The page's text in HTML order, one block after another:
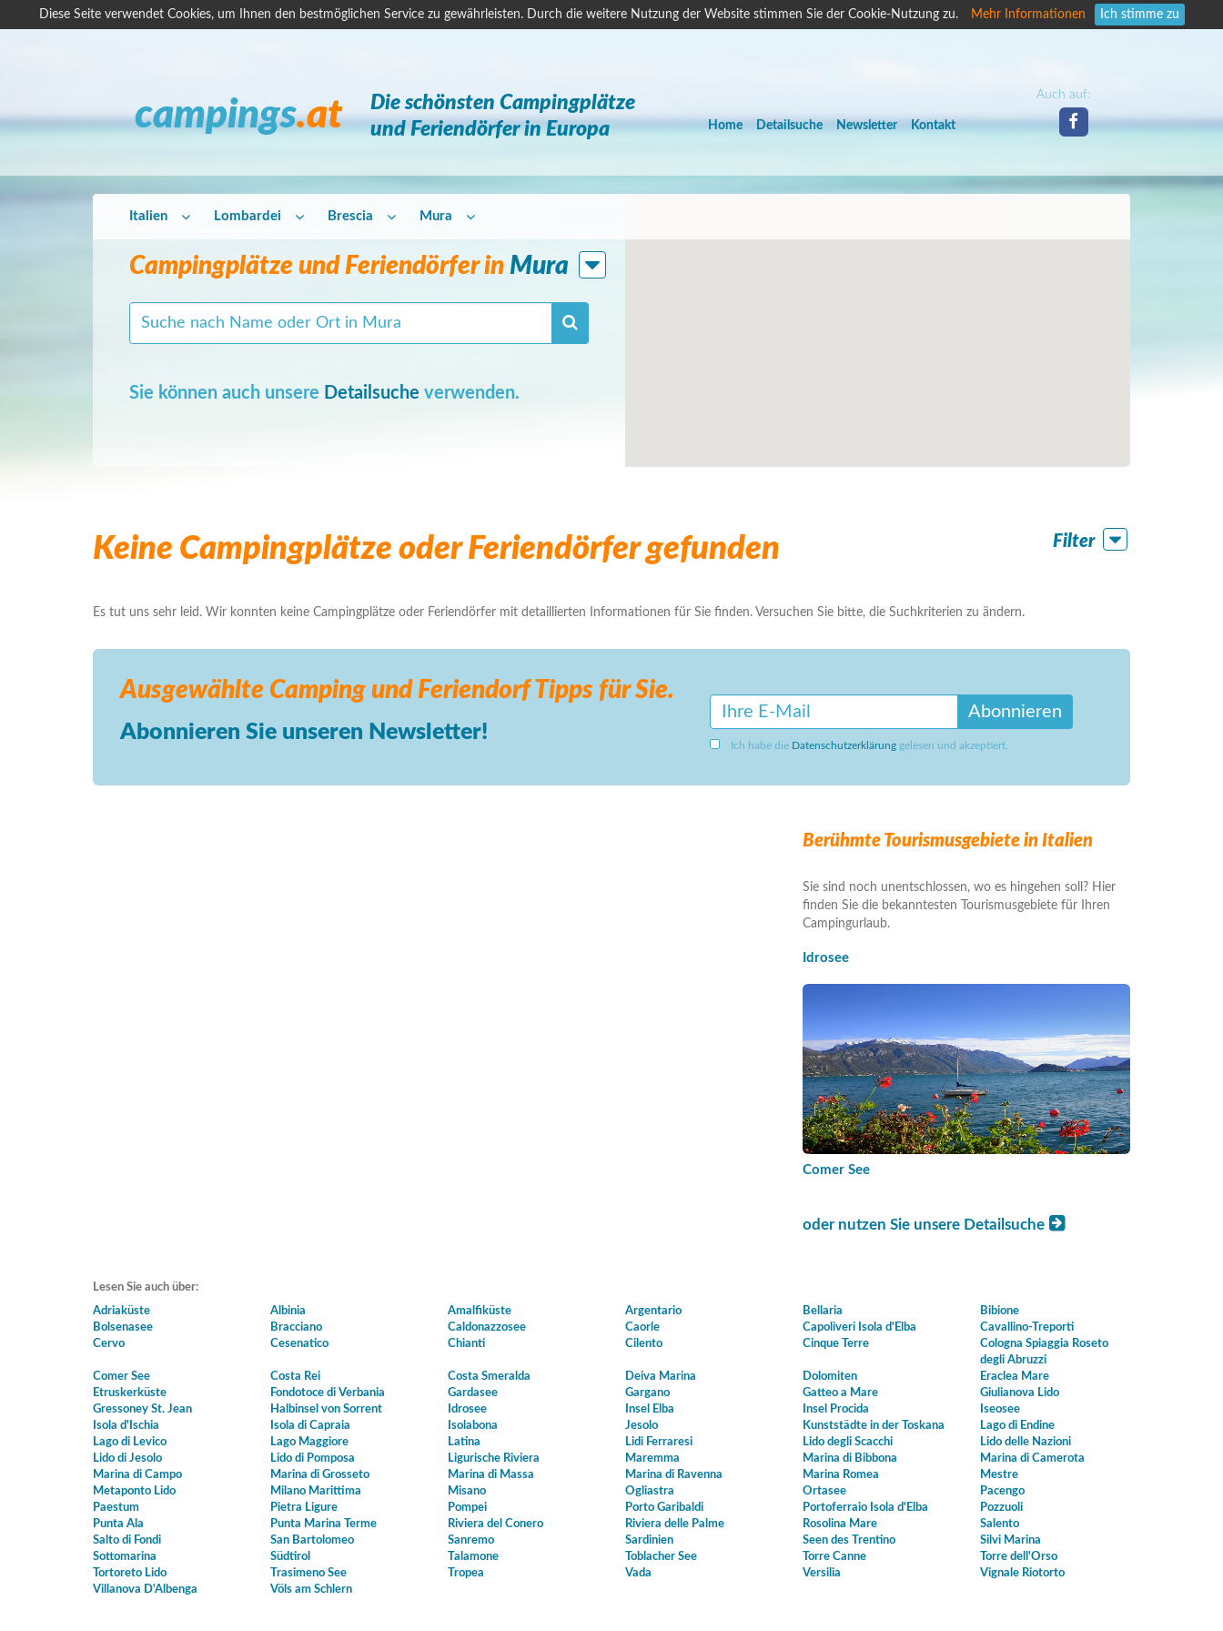
Diese Seite verwendet Cookies, um Ihnen den bestmöglichen Service zu gewährleisten. Durch die weitere Nutzung der Website stimmen Sie der Cookie-Nutzung zu. Mehr Informationen Ich stimme zu
campings.at
Die schönsten Campingplätze
und Feriendörfer in Europa
Home Detailsuche Newsletter Kontakt
Auch auf:
Campingplätze und Feriendörfer in Mura
Sie können auch unsere Detailsuche verwenden.
Italien Lombardei Brescia Mura
Keine Campingplätze oder Feriendörfer gefunden Filter
Es tut uns sehr leid. Wir konnten keine Campingplätze oder Feriendörfer mit detaillierten Informationen für Sie finden. Versuchen Sie bitte, die Suchkriterien zu ändern.
Ausgewählte Camping und FeriendorfTipps für Sie.
Abonnieren Sie unseren Newsletter!
Abonnieren
Ich habe die Datenschutzerklärunggelesen und akzeptiert.
Berühmte Tourismusgebiete in Italien
Sie sind noch unentschlossen, wo es hingehen soll? Hier
finden Sie die bekanntesten Tourismusgebiete für Ihren
Campingurlaub.
Idrosee
Comer See
oder nutzen Sie unsere Detailsuche
Lesen Sie auch über:
Adriaküste
Albinia Amalfiküste Argentario Bellaria
Bibione
Bolsenasee
Bracciano Caldonazzosee Caorle Capoliveri Isola d'Elba
Cavallino-Treporti
Cervo
Cesenatico Chianti Cilento Cinque Terre
Cologna Spiaggia Roseto
degli Abruzzi
Comer See
Costa Rei Costa Smeralda Deiva Marina Dolomiten
Eraclea Mare
Etruskerküste
Fondotoce di Verbania Gardasee Gargano Gatteo a Mare
Giulianova Lido
Gressoney St. Jean
Halbinsel von Sorrent Idrosee Insel Elba Insel Procida
Iseosee
Isola d'Ischia
Isola di Capraia Isolabona Jesolo Kunststädte in der Toskana
Lago di Endine
Lago di Levico
Lago Maggiore Latina Lidi Ferraresi Lido degli Scacchi
Lido delle Nazioni
Lido di Jesolo
Lido di Pomposa Ligurische Riviera Maremma Marina di Bibbona
Marina di Camerota
Marina di Campo
Marina di Grosseto Marina di Massa Marina di Ravenna Marina Romea
Mestre
Metaponto Lido
Milano Marittima Misano Ogliastra Ortasee
Pacengo
Paestum
Pietra Ligure Pompei Porto Garibaldi Portoferraio Isola d'Elba
Pozzuoli
Punta Ala
Punta Marina Terme Riviera del Conero Riviera delle Palme Rosolina Mare
Salento
Salto di Fondi
San Bartolomeo Sanremo Sardinien Seen des Trentino
Silvi Marina
Sottomarina
Südtirol Talamone Toblacher See Torre Canne
Torre dell'Orso
Tortoreto Lido
Trasimeno See Tropea Vada Versilia
Vignale Riotorto
Villanova D'Albenga
Völs am Schlern